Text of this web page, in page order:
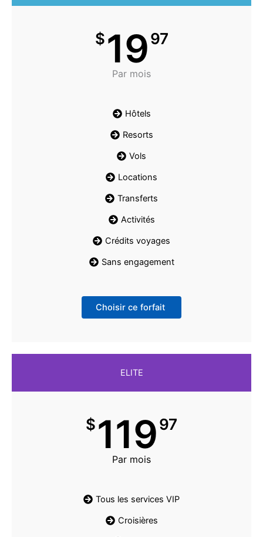
$1997
Par mois
Hôtels
Resorts
Vols
Locations
Transferts
Activités
Crédits voyages
Sans engagement
Choisir ce forfait
ELITE
$11997
Par mois
Tous les services VIP
Croisières